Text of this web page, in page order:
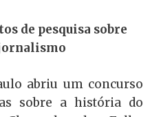
de pesquisa sobre
abriu um concurso
sobre a história do